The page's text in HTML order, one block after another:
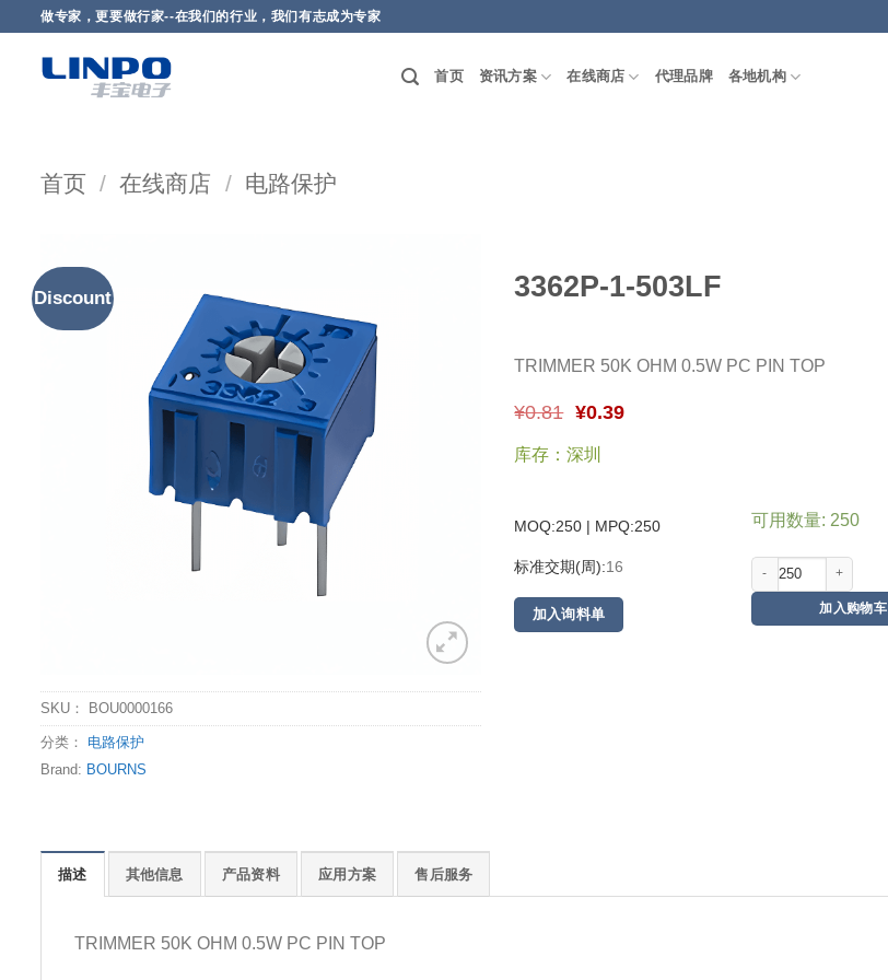
做专家，更要做行家--在我们的行业，我们有志成为专家
首页 资讯方案 在线商店 代理品牌 各地机构
首页 / 在线商店 / 电路保护
Discount
SKU： BOU0000166
分类： 电路保护
Brand: BOURNS
3362P-1-503LF
TRIMMER 50K OHM 0.5W PC PIN TOP
¥0.81 ¥0.39
库存：深圳
MOQ:250 | MPQ:250
标准交期(周):16
加入询料单
可用数量: 250
加入购物车
描述 其他信息 产品资料 应用方案 售后服务
TRIMMER 50K OHM 0.5W PC PIN TOP